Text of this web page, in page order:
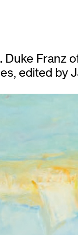
Franz
edited by